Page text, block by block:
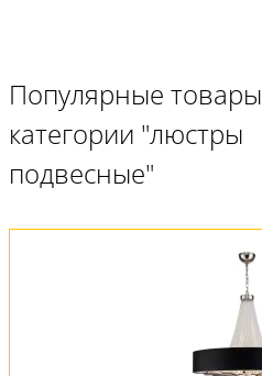
Популярные товары
категории "люстры
подвесные"